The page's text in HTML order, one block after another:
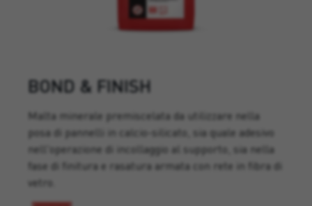
BOND & FINISH
Malta minerale premiscelata da utilizzare nella
posa di pannelli in calcio-silicato, sia quale adesivo
nell'operazione di incollaggio al supporto, sia nella
fase di finitura e rasatura armata con rete in fibra di
vetro.